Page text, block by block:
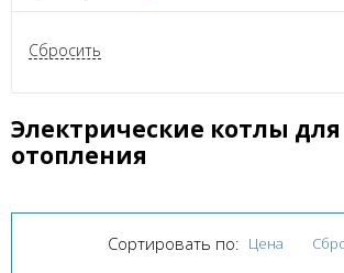
Электрические котлы для
отопления
Сортировать по: Цена